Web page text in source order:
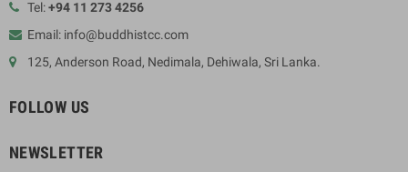
Tel:+94 11 273 4256
Email: info@buddhistcc.com
125, Anderson Road, Nedimala, Dehiwala, Sri Lanka.
FOLLOW US
NEWSLETTER